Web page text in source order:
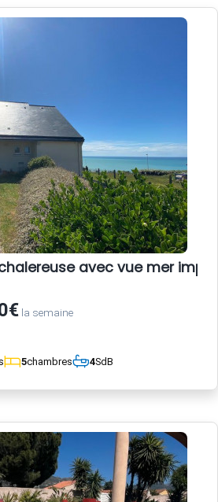
avec vue mer
la semaine
5chambres 4SdB